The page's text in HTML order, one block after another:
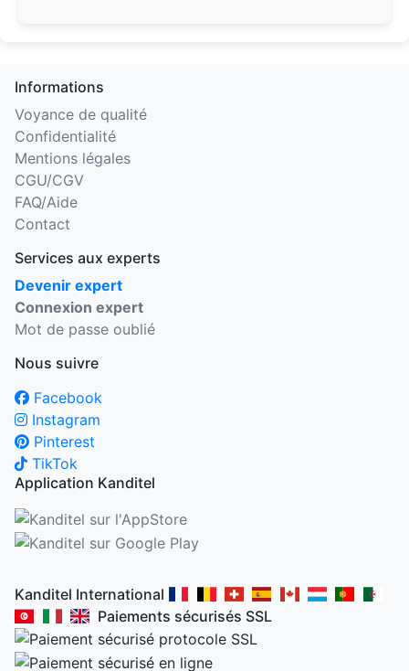
Informations
Voyance de qualité
Confidentialité
Mentions légales
CGU/CGV
FAQ/Aide
Contact
Services aux experts
Devenir expert
Connexion expert
Mot de passe oublié
Nous suivre
Facebook
Instagram
Pinterest
TikTok
Application Kanditel
Kanditel International
Paiements sécurisés SSL